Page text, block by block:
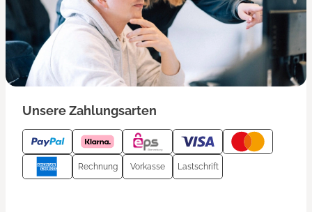
Unsere Zahlungsarten
Rechnung Vorkasse Lastschrift